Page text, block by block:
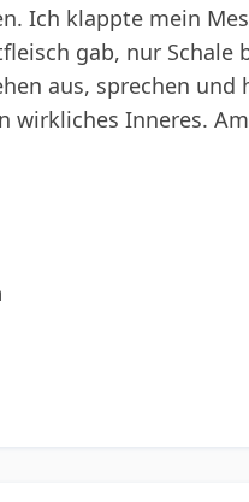
Ich klappte mein
gab, nur Schale
aus, sprechen und
wirkliches Inneres.